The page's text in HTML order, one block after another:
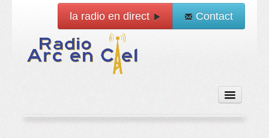
la radio en direct Contact
Accueil